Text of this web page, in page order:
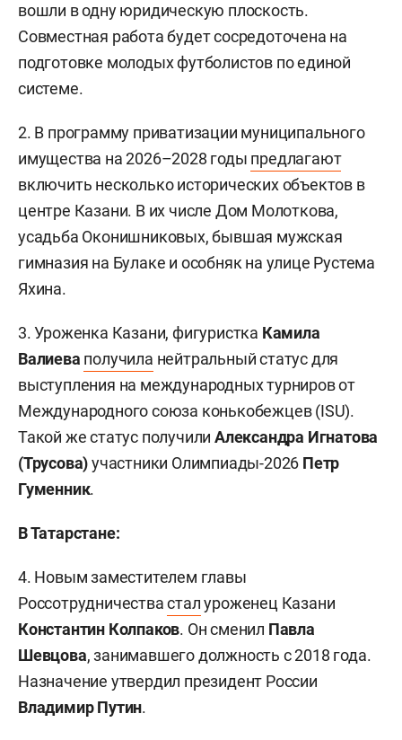
вошли в одну юридическую плоскость.
Совместная работа будет сосредоточена на
подготовке молодых футболистов по единой
системе.
2. В программу приватизации муниципального
имущества на 2026–2028 годы предлагают
включить несколько исторических объектов в
центре Казани. В их числе Дом Молоткова,
усадьба Оконишниковых, бывшая мужская
гимназия на Булаке и особняк на улице Рустема
Яхина.
3. Уроженка Казани, фигуристка Камила
Валиева получила нейтральный статус для
выступления на международных турниров от
Международного союза конькобежцев (ISU).
Такой же статус получилиАлександра Игнатова
(Трусова)участники Олимпиады-2026 Петр
Гуменник.
В Татарстане:
4. Новым заместителем главы
Россотрудничествасталуроженец Казани
Константин Колпаков. Он сменил Павла
Шевцова, занимавшего должность с 2018 года.
Назначение утвердил президент России
Владимир Путин.